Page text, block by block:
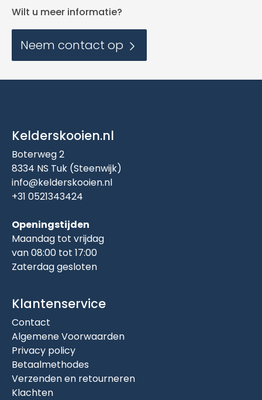
Wilt u meer informatie?
Neem contact op
Kelderskooien.nl
Boterweg 2
8334 NS Tuk (Steenwijk)
info@kelderskooien.nl
+31 0521343424
Openingstijden
Maandag tot vrijdag
van 08:00 tot 17:00
Zaterdag gesloten
Klantenservice
Contact
Algemene Voorwaarden
Privacy policy
Betaalmethodes
Verzenden en retourneren
Klachten